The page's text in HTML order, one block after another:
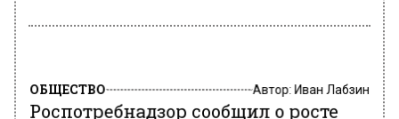
ОБЩЕСТВО Автор:Иван Лабзин
Роспотребнадзор сообщил о росте